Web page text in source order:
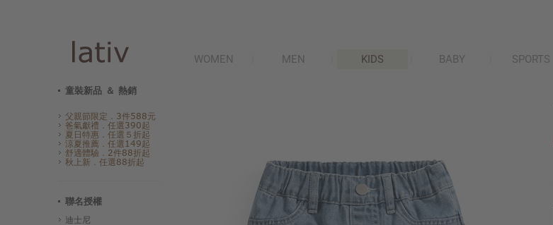
WOMEN MEN KIDS BABY SPORTS
童裝新品 ＆ 熱銷
父親節限定．3件588元
爸氣獻禮．任選390起
夏日特惠．任選５折起
涼夏推薦．任選149起
舒適體驗．2件88折起
秋上新．任選88折起
聯名授權
迪士尼